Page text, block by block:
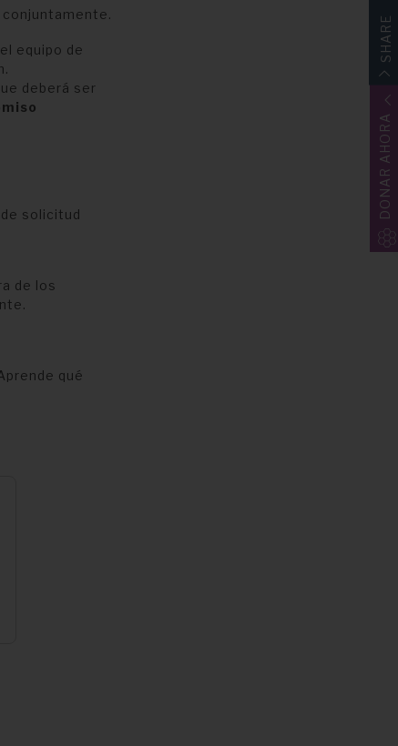
equipo de
deberá ser
solicitud
de los
qué
SHARE
DONAR AHORA